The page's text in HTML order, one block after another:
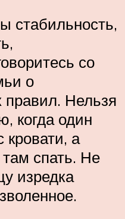
стабильность,
со
о
Нельзя
когда один
кровати, а
там спать. Не
изредка